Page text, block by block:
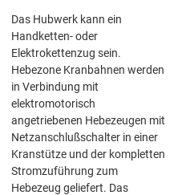
Das Hubwerk kann ein
Handketten- oder
Elektrokettenzug sein.
Hebezone Kranbahnen werden
in Verbindung mit
elektromotorisch
angetriebenen Hebezeugen mit
Netzanschlußschalter in einer
Kranstütze und der kompletten
Stromzuführung zum
Hebezeug geliefert. Das